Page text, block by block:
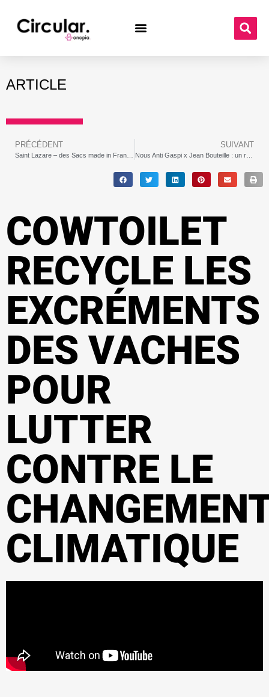
ARTICLE
PRÉCÉDENT SUIVANT
Nous Anti Gaspi x Jean Bouteille : un rayon vrac liquide optimisé grâce au module mère !
COWTOILET
RECYCLE LES
EXCRÉMENTS
DES VACHES
POUR
LUTTER
CONTRE LE
CLIMATIQUE